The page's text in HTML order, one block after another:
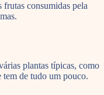
consumidas pela
plantas típicas, como
tem de tudo um pouco.